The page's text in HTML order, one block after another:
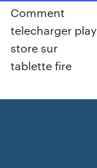
Comment
telecharger play
store sur
tablette fire